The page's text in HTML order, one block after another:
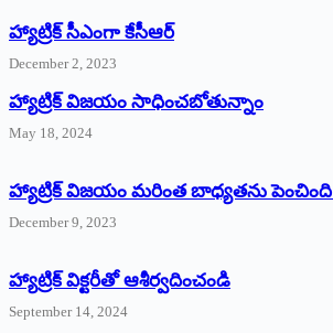
హ్యాట్రిక్‌ ‌సీఎంగా కేసీఆర్‌
December 2, 2023
హ్యాట్రిక్‌ విజయం సాధించబోతున్నాం
May 18, 2024
హ్యాట్రిక్ విజయం మరింత బాధ్యతను పెంచింది
December 9, 2023
హ్యాట్రిక్‌ ‌విక్టరీతో ఆశీర్వదించండి
September 14, 2024